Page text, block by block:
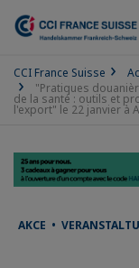
CCI France Suisse
"Pratiques
de la santé : outils et
l'export" le 22 janvier à
AKCE •